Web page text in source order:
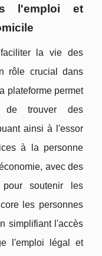
l'emploi et
la vie des
rôle crucial dans
plateforme permet
de trouver des
ainsi à l'essor
à la personne
avec des
pour soutenir les
les personnes
simplifiant l'accès
l'emploi légal et